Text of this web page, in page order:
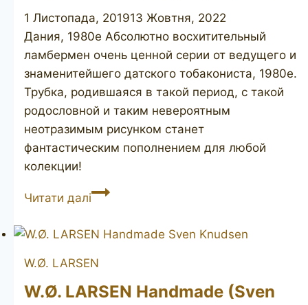
1 Листопада, 201913 Жовтня, 2022
Дания, 1980е Абсолютно восхитительный
ламбермен очень ценной серии от ведущего и
знаменитейшего датского тобакониста, 1980е.
Трубка, родившаяся в такой период, с такой
родословной и таким невероятным
неотразимым рисунком станет
фантастическим пополнением для любой
колекции!
Читати даліW.
LARSEN
lumberman
W.Ø. LARSEN
W.Ø. LARSEN Handmade (Sven